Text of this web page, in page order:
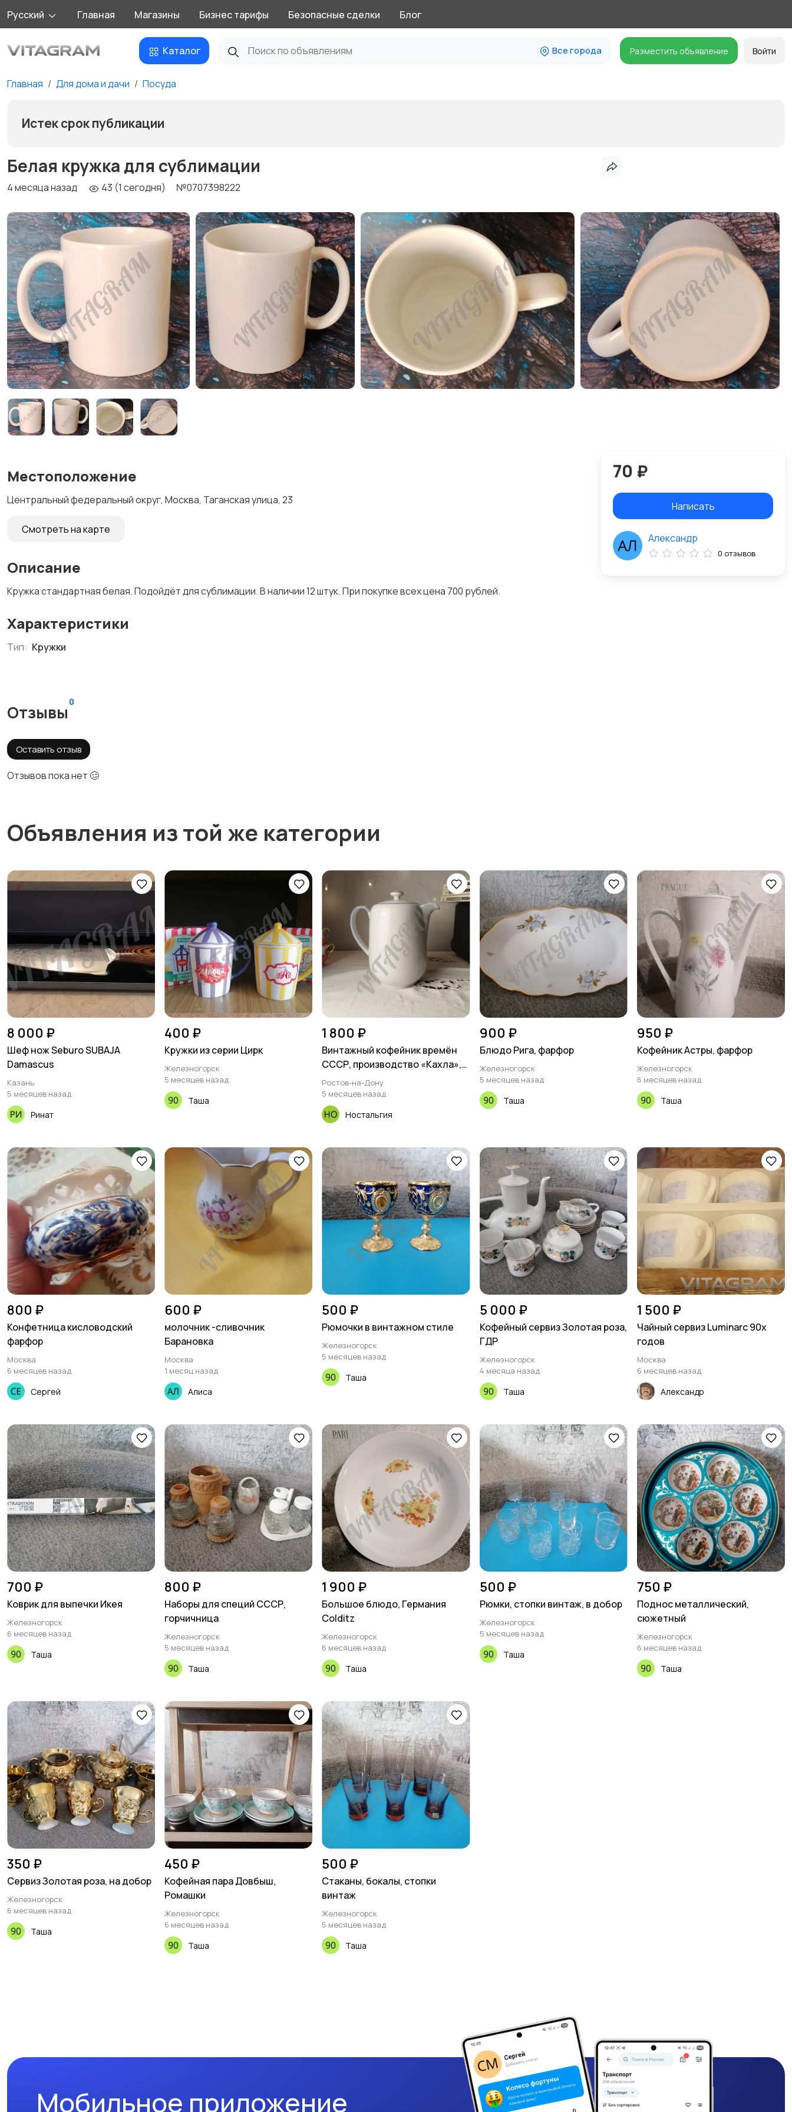
Русский Главная Магазины Бизнес тарифы Безопасные сделки Блог
Каталог Все города Разместить объявление Войти
Главная Для дома и дачи Посуда
Истек срок публикации
Белая кружка для сублимации
4 месяца назад 43 (1 сегодня) №0707398222
Местоположение
Центральный федеральный округ, Москва, Таганская улица, 23
Смотреть на карте
Описание
Кружка стандартная белая. Подойдёт для сублимации. В наличии 12 штук. При покупке всех цена 700 рублей.
Характеристики
Тип: Кружки
Отзывы
0
Оставить отзыв
Отзывов пока нет 🥴
70 ₽
Написать
Александр
0 отзывов
Объявления из той же категории
8 000 ₽
Шеф нож Seburo SUBAJA
Damascus
Казань
5 месяцев назад
Ринат
400 ₽
Кружки из серии Цирк
Железногорск
5 месяцев назад
Таша
1 800 ₽
Винтажный кофейник времён
СССР, производство «Кахла»,
"Kahla"
Ростов-на-Дону
5 месяцев назад
Ностальгия
900 ₽
Блюдо Рига, фарфор
Железногорск
5 месяцев назад
Таша
950 ₽
Кофейник Астры, фарфор
Железногорск
6 месяцев назад
Таша
800 ₽
Конфетница кисловодский
фарфор
Москва
6 месяцев назад
Сергей
600 ₽
молочник -сливочник
Барановка
Москва
1 месяц назад
Алиса
500 ₽
Рюмочки в винтажном стиле
Железногорск
5 месяцев назад
Таша
5 000 ₽
Кофейный сервиз Золотая роза,
ГДР
Железногорск
4 месяца назад
Таша
1 500 ₽
Чайный сервиз Luminarc 90х
годов
Москва
6 месяцев назад
Александр
700 ₽
Коврик для выпечки Икея
Железногорск
6 месяцев назад
Таша
800 ₽
Наборы для специй СССР,
горчичница
Железногорск
5 месяцев назад
Таша
1 900 ₽
Большое блюдо, Германия
Colditz
Железногорск
6 месяцев назад
Таша
500 ₽
Рюмки, стопки винтаж, в добор
Железногорск
5 месяцев назад
Таша
750 ₽
Поднос металлический,
сюжетный
Железногорск
6 месяцев назад
Таша
350 ₽
Сервиз Золотая роза, на добор
Железногорск
6 месяцев назад
Таша
450 ₽
Кофейная пара Довбыш,
Ромашки
Железногорск
6 месяцев назад
Таша
500 ₽
Стаканы, бокалы, стопки
винтаж
Железногорск
5 месяцев назад
Таша
Мобильное приложение